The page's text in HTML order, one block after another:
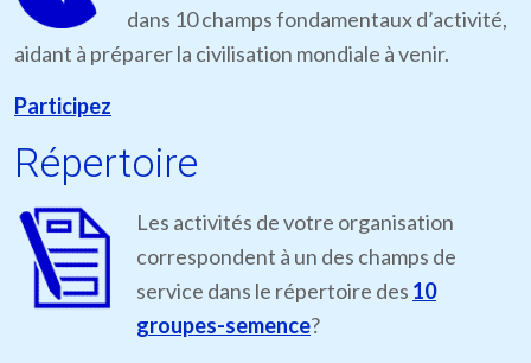
dans 10 champs fondamentaux d’activité,
aidant à préparer la civilisation mondiale à venir.
Participez
Répertoire
Les activités de votre organisation
correspondent à un des champs de
service dans le répertoire des 10
groupes-semence?